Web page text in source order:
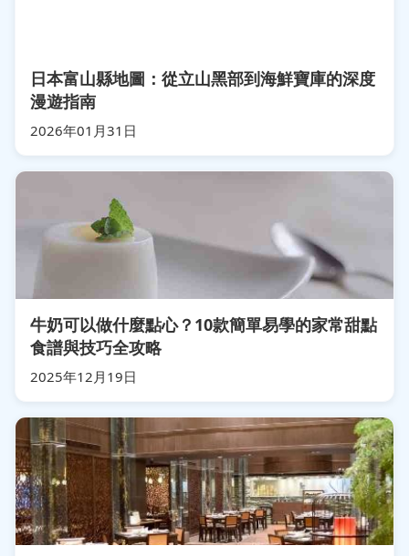
日本富山縣地圖：從立山黑部到海鮮寶庫的深度
漫遊指南
2026年01月31日
牛奶可以做什麼點心？10款簡單易學的家常甜點
食譜與技巧全攻略
2025年12月19日